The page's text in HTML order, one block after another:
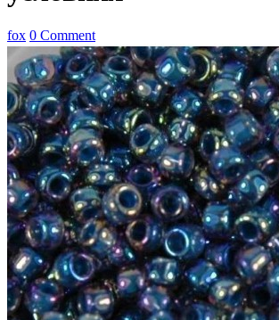
fox 0 Comment